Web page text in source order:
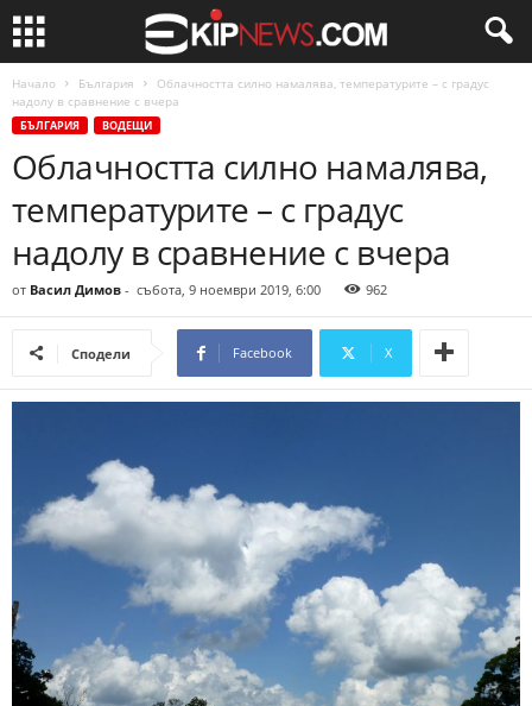
Начало България
Облачността силно намалява, температурите – с градус
надолу в сравнение с вчера
БЪЛГАРИЯ ВОДЕЩИ
Облачността силно намалява,
температурите – с градус
надолу в сравнение с вчера
от Васил Димов - събота, 9 ноември 2019, 6:00 962
Сподели Facebook X